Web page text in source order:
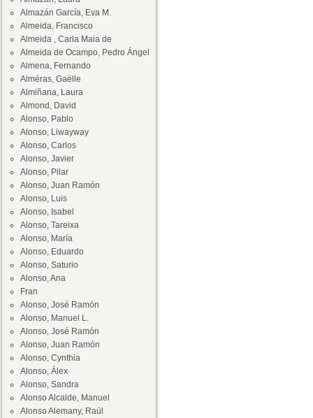
Almazán García, Eva M.
Almeida, Francisco
Almeida , Carla Maia de
Almeida de Ocampo, Pedro Ángel
Almena, Fernando
Alméras, Gaëlle
Almiñana, Laura
Almond, David
Alonso, Pablo
Alonso, Liwayway
Alonso, Carlos
Alonso, Javier
Alonso, Pilar
Alonso, Juan Ramón
Alonso, Luis
Alonso, Isabel
Alonso, Tareixa
Alonso, María
Alonso, Eduardo
Alonso, Saturio
Alonso, Ana
Fran
Alonso, José Ramón
Alonso, Manuel L.
Alonso, José Ramón
Alonso, Juan Ramón
Alonso, Cynthia
Alonso, Álex
Alonso, Sandra
Alonso Alcalde, Manuel
Alonso Alemany, Raúl